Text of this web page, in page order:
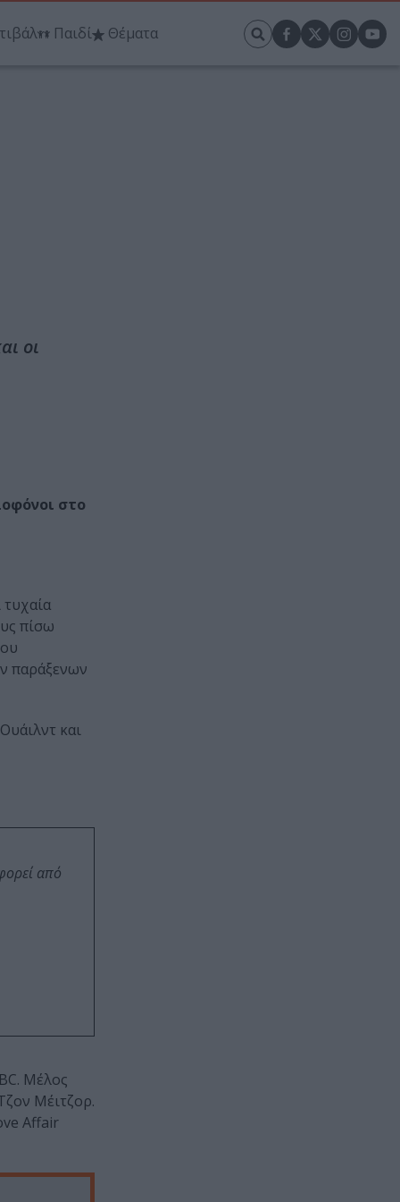
Παιδί Θέματα
οι
στο
πίσω
παράξενων
και
από
Μέλος
Μέιτζορ.
Affair